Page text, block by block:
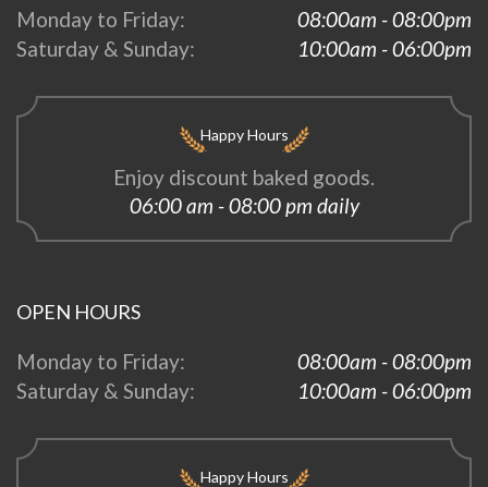
Monday to Friday:
08:00am - 08:00pm
Saturday & Sunday:
10:00am - 06:00pm
Happy Hours
Enjoy discount baked goods.
06:00 am - 08:00 pm daily
OPEN HOURS
Monday to Friday:
08:00am - 08:00pm
Saturday & Sunday:
10:00am - 06:00pm
Happy Hours